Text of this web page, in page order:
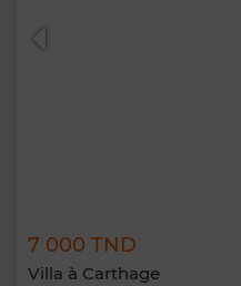
7 000 TND
Villa à Carthage